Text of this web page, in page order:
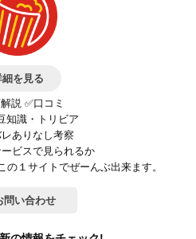
細を見る
説 ✅口コミ
知識・トリビア
ありなし考察
ビスで見られるか
１サイトでぜーんぶ出来ます。
問い合わせ